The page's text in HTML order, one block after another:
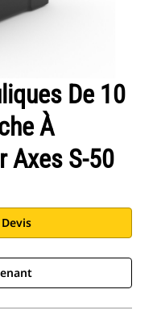
De 10
À
Axes S-50